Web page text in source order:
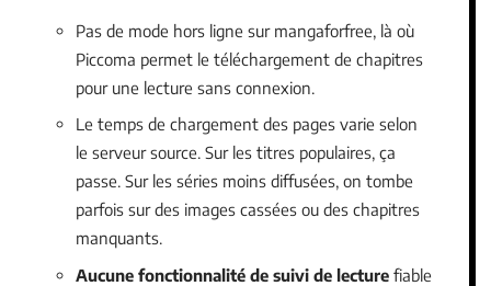
Pas de mode hors ligne sur mangaforfree, là où
Piccoma permet le téléchargement de chapitres
pour une lecture sans connexion.
Le temps de chargement des pages varie selon
le serveur source. Sur les titres populaires, ça
passe. Sur les séries moins diffusées, on tombe
parfois sur des images cassées ou des chapitres
manquants.
Aucune fonctionnalité de suivi de lecture fiable